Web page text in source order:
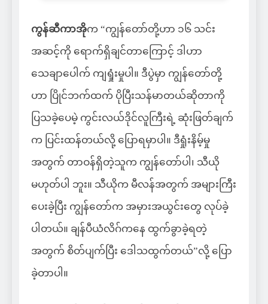
ကွန်ဆီကာအိုက “ကျွန်တော်တို့ဟာ ၁၆ သင်း
အဆင့်ကို ရောက်ရှိချင်တာကြောင့် ဒါဟာ
သေချာပေါက် ကျရှုံးမှုပါ။ ဒီပွဲမှာ ကျွန်တော်တို့
ဟာ ပြိုင်ဘက်ထက် ပိုပြီးသန်မာတယ်ဆိုတာကို
ပြသခဲ့ပေမဲ့ ကွင်းလယ်ဒိုင်လူကြီးရဲ့ ဆုံးဖြတ်ချက်
က ပြင်းထန်တယ်လို့ ပြောရမှာပါ။ ဒီရှုံးနိမ့်မှု
အတွက် တာဝန်ရှိတဲ့သူက ကျွန်တော်ပါ၊ သီယို
မဟုတ်ပါ ဘူး။ သီယိုက မီလန်အတွက် အများကြီး
ပေးခဲ့ပြီး ကျွန်တော်က အမှားအယွင်းတွေ လုပ်ခဲ့
ပါတယ်။ ချန်ပီယံလိဂ်ကနေ ထွက်ခွာခဲ့ရတဲ့
အတွက် စိတ်ပျက်ပြီး ဒေါသထွက်တယ်”လို့ ပြော
ခဲ့တာပါ။